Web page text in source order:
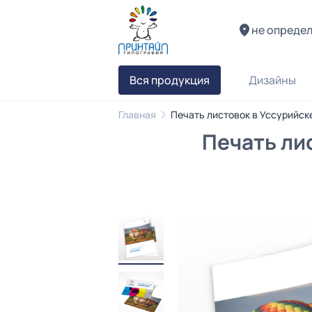
не
Вся продукция Дизайны
Главная Печать листовок в
Печать